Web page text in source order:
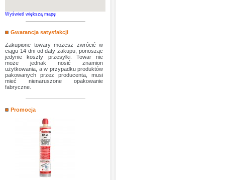
Wyświetl większą mapę
Gwarancja satysfakcji
Zakupione towary możesz zwrócić w
ciągu 14 dni od daty zakupu, ponosząc
jedynie koszty przesyłki. Towar nie
może jednak nosić znamion
użytkowania, a w przypadku produktów
pakowanych przez producenta, musi
mieć nienaruszone opakowanie
fabryczne.
Promocja